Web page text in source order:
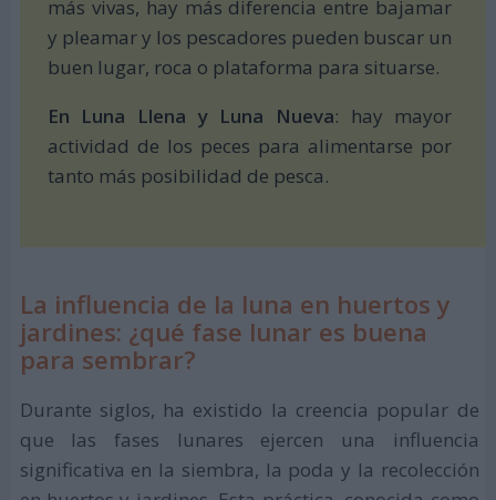
más vivas, hay más diferencia entre bajamar
y pleamar y los pescadores pueden buscar un
buen lugar, roca o plataforma para situarse.
En Luna Llena y Luna Nueva: hay mayor
actividad de los peces para alimentarse por
tanto más posibilidad de pesca.
La influencia de la luna en huertos y
jardines: ¿qué fase lunar es buena
para sembrar?
Durante siglos, ha existido la creencia popular de
que las fases lunares ejercen una influencia
significativa en la siembra, la poda y la recolección